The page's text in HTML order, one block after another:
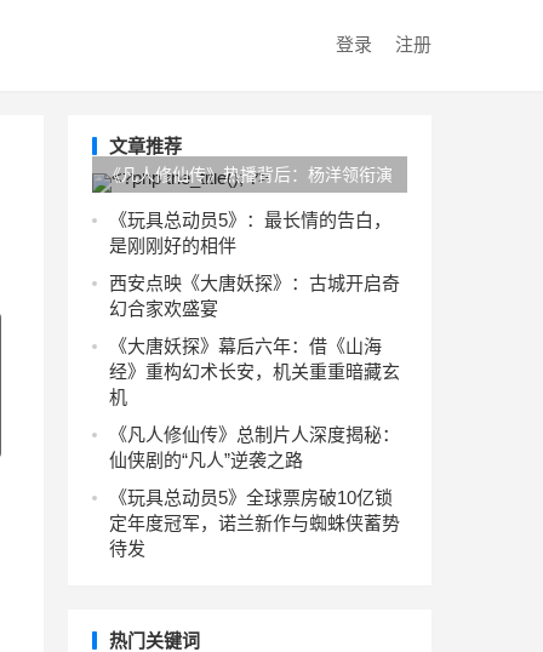
登录 注册
文章推荐
《凡人修仙传》热播背后：杨洋领衔演
绎东方写意美学的文化底蕴
《玩具总动员5》：最长情的告白，
是刚刚好的相伴
西安点映《大唐妖探》：古城开启奇
幻合家欢盛宴
《大唐妖探》幕后六年：借《山海
经》重构幻术长安，机关重重暗藏玄
机
《凡人修仙传》总制片人深度揭秘：
仙侠剧的“凡人”逆袭之路
《玩具总动员5》全球票房破10亿锁
定年度冠军，诺兰新作与蜘蛛侠蓄势
待发
热门关键词